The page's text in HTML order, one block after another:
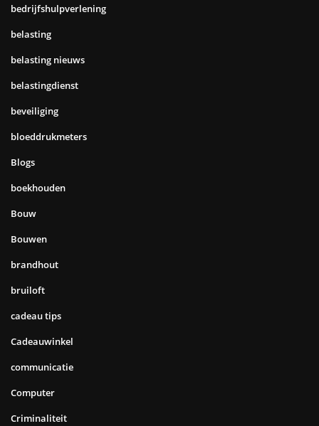
bedrijfshulpverlening
belasting
belasting nieuws
belastingdienst
beveiliging
bloeddrukmeters
Blogs
boekhouden
Bouw
Bouwen
brandhout
bruiloft
cadeau tips
Cadeauwinkel
communicatie
Computer
Criminaliteit